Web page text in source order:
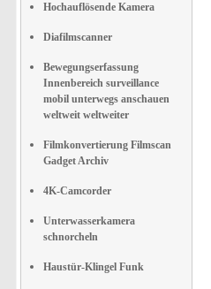
Hochauflösende Kamera
Diafilmscanner
Bewegungserfassung
Innenbereich surveillance
mobil unterwegs anschauen
weltweit weltweiter
Filmkonvertierung Filmscan
Gadget Archiv
4K-Camcorder
Unterwasserkamera
schnorcheln
Haustür-Klingel Funk